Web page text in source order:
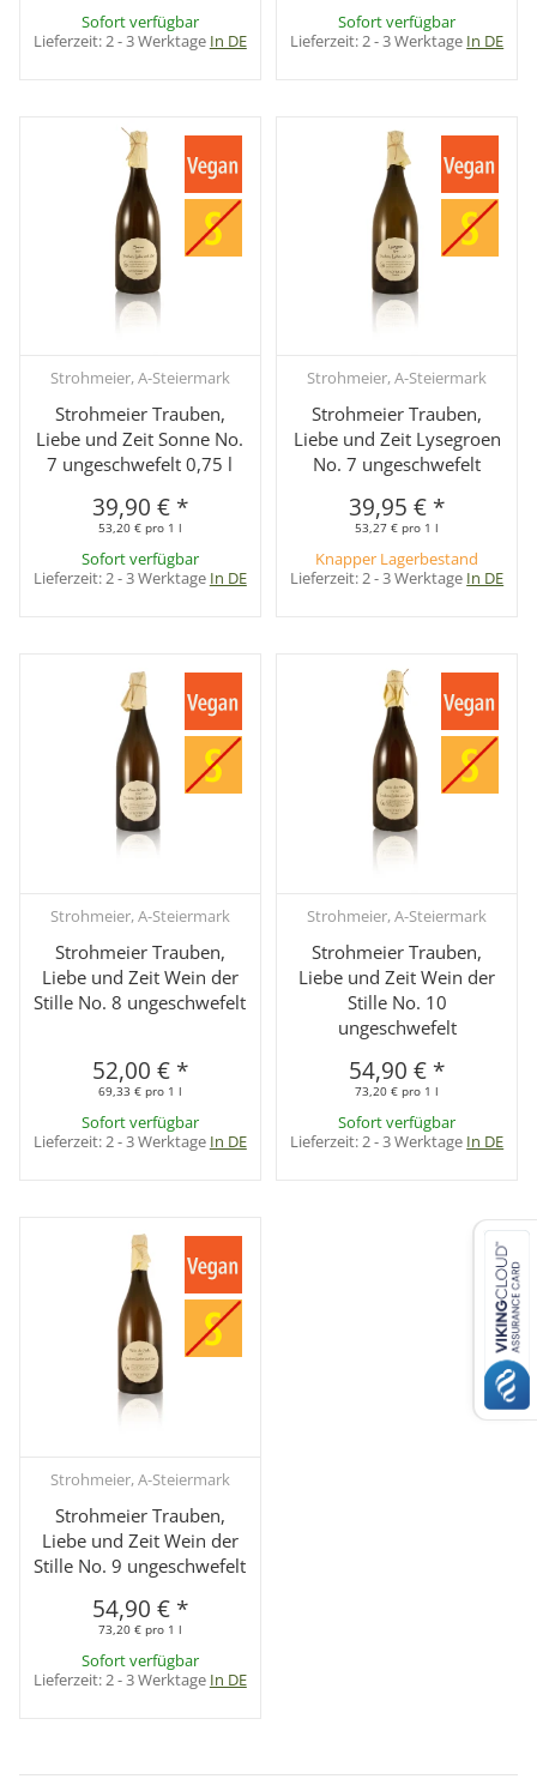
Sofort verfügbar
Lieferzeit:2 - 3 Werktage In DE
Sofort verfügbar
Lieferzeit:2 - 3 Werktage In DE
Strohmeier, A-Steiermark
Strohmeier Trauben,
Liebe und Zeit Sonne No.
7 ungeschwefelt 0,75 l
39,90 € *
53,20 € pro 1 l
Sofort verfügbar
Lieferzeit:2 - 3 Werktage In DE
Strohmeier, A-Steiermark
Strohmeier Trauben,
Liebe und Zeit Lysegroen
No. 7 ungeschwefelt
39,95 € *
53,27 € pro 1 l
Knapper Lagerbestand
Lieferzeit:2 - 3 Werktage In DE
Strohmeier, A-Steiermark
Strohmeier Trauben,
Liebe und Zeit Wein der
Stille No. 8 ungeschwefelt
52,00 € *
69,33 € pro 1 l
Sofort verfügbar
Lieferzeit:2 - 3 Werktage In DE
Strohmeier, A-Steiermark
Strohmeier Trauben,
Liebe und Zeit Wein der
Stille No. 10
ungeschwefelt
54,90 € *
73,20 € pro 1 l
Sofort verfügbar
Lieferzeit:2 - 3 Werktage In DE
Strohmeier, A-Steiermark
Strohmeier Trauben,
Liebe und Zeit Wein der
Stille No. 9 ungeschwefelt
54,90 € *
73,20 € pro 1 l
Sofort verfügbar
Lieferzeit: 2 - 3 Werktage In DE